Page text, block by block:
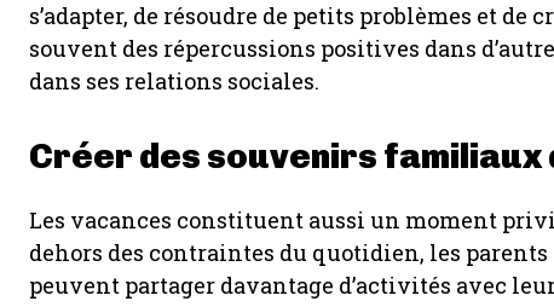
s’adapter, de résoudre de petits problèmes et de
souvent des répercussions positives dans
dans ses relations sociales.
Créer des souvenirs familiaux
Les vacances constituent aussi un moment
dehors des contraintes du quotidien, les
peuvent partager davantage d’activités avec